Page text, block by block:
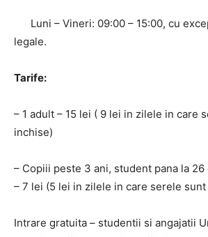
Luni – Vineri: 09:00 – 15:00, cu
legale.
Tarife:
– 1 adult – 15 lei ( 9 lei in zilele in care
inchise)
– Copiii peste 3 ani, student pana la
– 7 lei (5 lei in zilele in care serele
Intrare gratuita – studentii si angajatii